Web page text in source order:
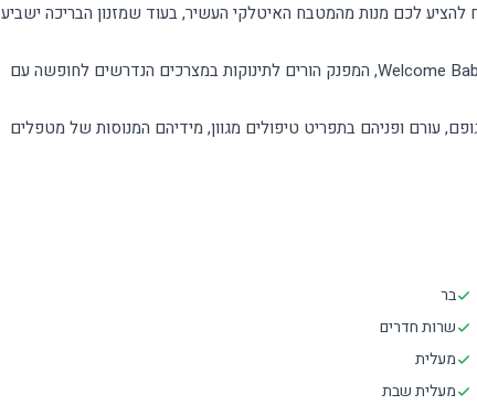
להציע לכם מנות מהמטבח האיטלקי העשיר, בעוד שמזנון הבריכה ישביע
גם במלון זה, כבשאר מלונות הרשת, חושבים על הצעירים שבחבורה: שירות Welcome Baby, המפנק הורים לתינוקות במצרכים הנדרשים לחופשה עם
עורם ופניהם בתפריט טיפולים מגוון, מידיהם המנוסות של מטפלים
בר
שרות חדרים
מעלית
מעלית שבת